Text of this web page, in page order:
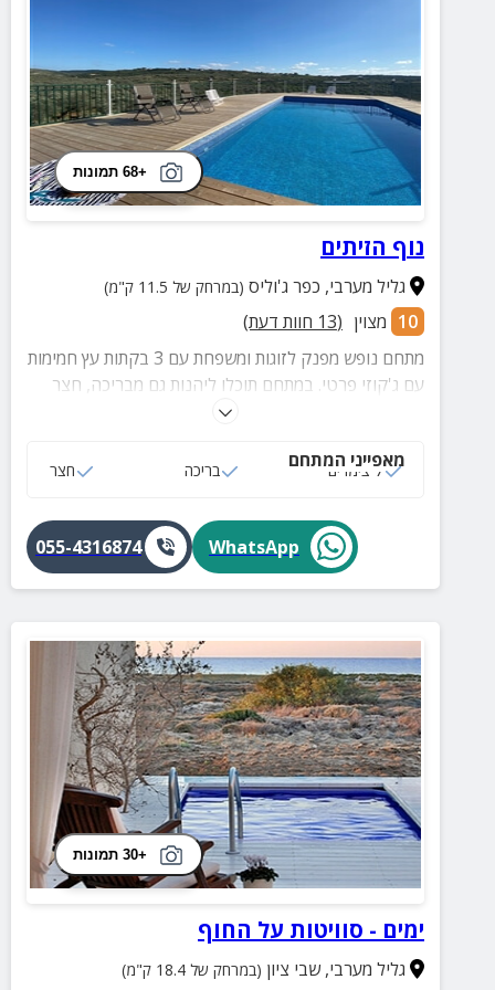
+68 תמונות
נוף הזיתים
גליל מערבי, כפר ג'וליס (במרחק של 11.5 ק"מ)
10 מצוין (
13 חוות דעת)
מתחם נופש מפנק לזוגות ומשפחת עם 3 בקתות עץ חמימות
עם ג'קוזי פרטי. במתחם תוכלו ליהנות גם מבריכה, חצר
מטופחת, מרפסת פרטית, ארוחות בוקר ועוד.
מאפייני המתחם
7 צימרים בריכה חצר
WhatsApp
055-4316874
+30 תמונות
ימים - סוויטות על החוף
גליל מערבי,שבי ציון (במרחק של 18.4 ק"מ)